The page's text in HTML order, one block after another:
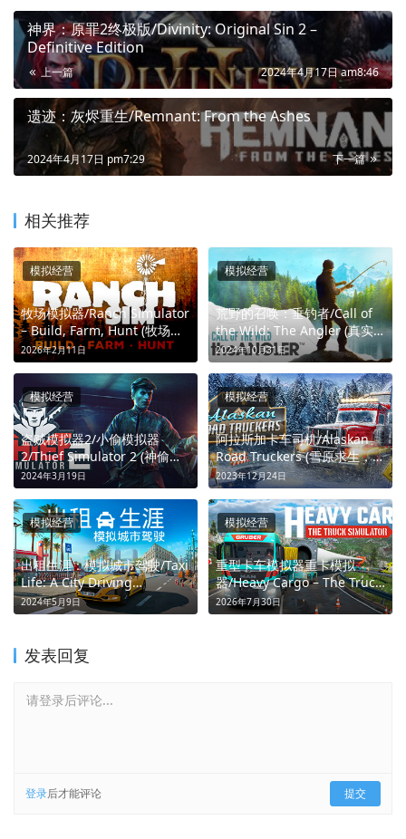
神界：原罪2终极版/Divinity: Original Sin 2 –
Definitive Edition
上一篇 2024年4月17日 am8:46
遗迹：灰烬重生/Remnant: From the Ashes
下一篇
2024年4月17日 pm7:29
相关推荐
牧场模拟器/Ranch Simulator
– Build, Farm, Hunt (牧场大
亨：荒野崛起)
2026年2月11日
模拟经营
荒野的召唤：垂钓者/Call of
the Wild: The Angler (真实
水域，自由垂钓)
2024年10月31日
模拟经营
盗贼模拟器2/小偷模拟器
2/Thief Simulator 2 (神偷之
路，富可敌国)
2024年3月19日
模拟经营
阿拉斯加卡车司机/Alaskan
Road Truckers (雪原求生，驰
骋冰野)
2023年12月24日
模拟经营
出租生涯：模拟城市驾驶/Taxi
Life: A City Driving
Simulator (穿梭巴塞，夜城突
围)
2024年5月9日
模拟经营
重型卡车模拟器重卡模拟
器/Heavy Cargo – The Truck
Simulator (掌控重卡，征服天
地)
2026年7月30日
模拟经营
发表回复
请登录后评论...
登录后才能评论 提交